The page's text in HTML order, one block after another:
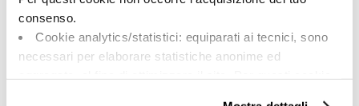
consenso.
Cookie analytics/statistici: equiparati ai tecnici, sono
necessari per elaborare statistiche anonime ed